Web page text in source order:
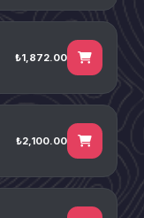
₺1,872.00
₺2,100.00